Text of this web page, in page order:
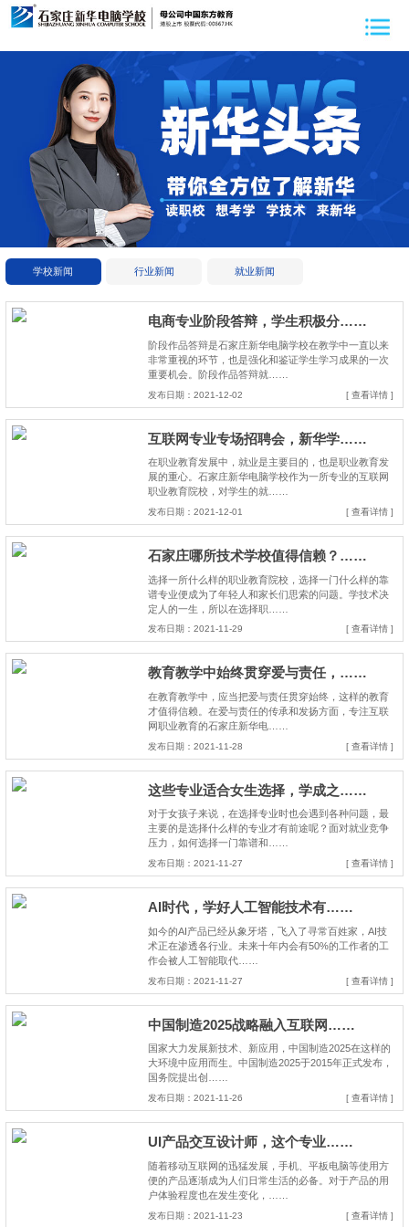
学校新闻 行业新闻 就业新闻
电商专业阶段答辩，学生积极分……
阶段作品答辩是石家庄新华电脑学校在教学中一直以来
非常重视的环节，也是强化和鉴证学生学习成果的一次
重要机会。阶段作品答辩就……
发布日期：2021-12-02 [ 查看详情 ]
互联网专业专场招聘会，新华学……
在职业教育发展中，就业是主要目的，也是职业教育发
展的重心。石家庄新华电脑学校作为一所专业的互联网
职业教育院校，对学生的就……
发布日期：2021-12-01 [ 查看详情 ]
石家庄哪所技术学校值得信赖？……
选择一所什么样的职业教育院校，选择一门什么样的靠
谱专业便成为了年轻人和家长们思索的问题。学技术决
定人的一生，所以在选择职……
发布日期：2021-11-29 [ 查看详情 ]
教育教学中始终贯穿爱与责任，……
在教育教学中，应当把爱与责任贯穿始终，这样的教育
才值得信赖。在爱与责任的传承和发扬方面，专注互联
网职业教育的石家庄新华电……
发布日期：2021-11-28 [ 查看详情 ]
这些专业适合女生选择，学成之……
对于女孩子来说，在选择专业时也会遇到各种问题，最
主要的是选择什么样的专业才有前途呢？面对就业竞争
压力，如何选择一门靠谱和……
发布日期：2021-11-27 [ 查看详情 ]
AI时代，学好人工智能技术有……
如今的AI产品已经从象牙塔，飞入了寻常百姓家，AI技
术正在渗透各行业。未来十年内会有50%的工作者的工
作会被人工智能取代……
发布日期：2021-11-27 [ 查看详情 ]
中国制造2025战略融入互联网……
国家大力发展新技术、新应用，中国制造2025在这样的
大环境中应用而生。中国制造2025于2015年正式发布，
国务院提出创……
发布日期：2021-11-26 [ 查看详情 ]
UI产品交互设计师，这个专业……
随着移动互联网的迅猛发展，手机、平板电脑等使用方
便的产品逐渐成为人们日常生活的必备。对于产品的用
户体验程度也在发生变化，……
发布日期：2021-11-23 [ 查看详情 ]